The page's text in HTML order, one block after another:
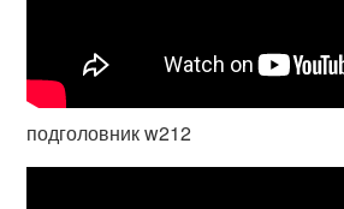
подголовник w212